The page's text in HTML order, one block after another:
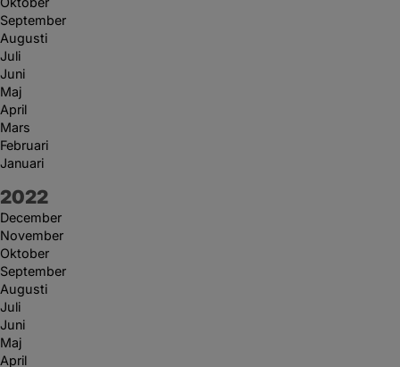
September
Augusti
Juli
Juni
Maj
April
Mars
Februari
Januari
År:
2022
December
November
Oktober
September
Augusti
Juli
Juni
Maj
April